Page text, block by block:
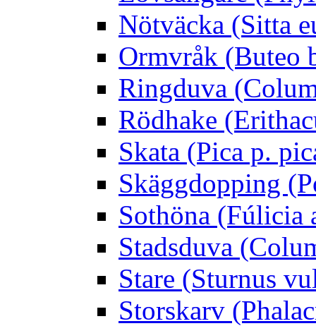
Nötväcka (Sitta
Ormvråk (Buteo
Ringduva
Rödhake
Skata (Pica p.
Skäggdopping
Sothöna (Fúlicia
Stadsduva
Stare (Sturnus
Storskarv